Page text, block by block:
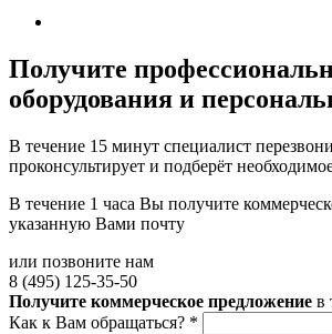
Получите
оборудования и
В течение 15 минут специалист
проконсультирует и подберёт
В течение 1 часа Вы получите
указанную Вами почту
или позвоните нам
8 (495) 125-35-50
Получите коммерческое предложение в
Как к Вам обращаться? *